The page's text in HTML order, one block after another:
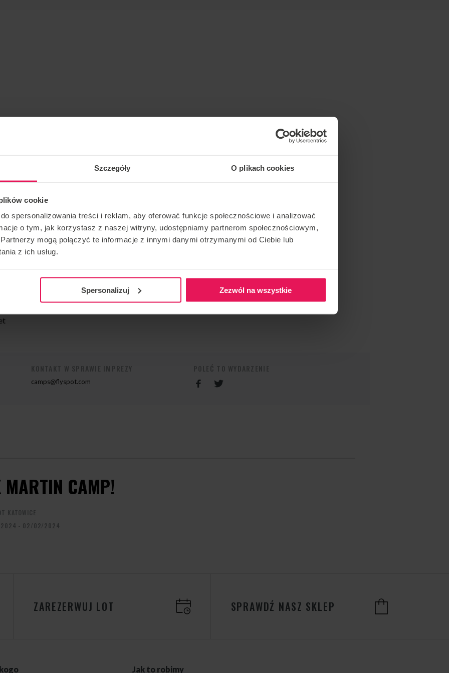
Szczegóły O plikach cookies
cookie
spersonalizowania treści i reklam, aby oferować funkcje społecznościowe i analizować
o tym, jak korzystasz z naszej witryny, udostępniamy partnerom społecznościowym,
mogą połączyć te informacje z innymi danymi otrzymanymi od Ciebie lub
z ich usług.
Spersonalizuj Zezwól na wszystkie
się przy tunelu – zabierz swój śpiwór lub znajdź hotel
postępie w locie. Najlepiej sprawdzi się dla małej
masz, jeśli jesteś skoczkiem ze spadochronowym.
maksymalnie 21:00). Camp rozpoczyna się w piątek o
Ostatnia sesja kończy się w niedzielę o 17:00.
camps@flyspot.com
POLEĆ TO WYDARZENIE
MARTIN CAMP!
KATOWICE
- 02/02/2024
ZAREZERWUJ LOT SPRAWDŹ NASZ SKLEP
Jak to robimy